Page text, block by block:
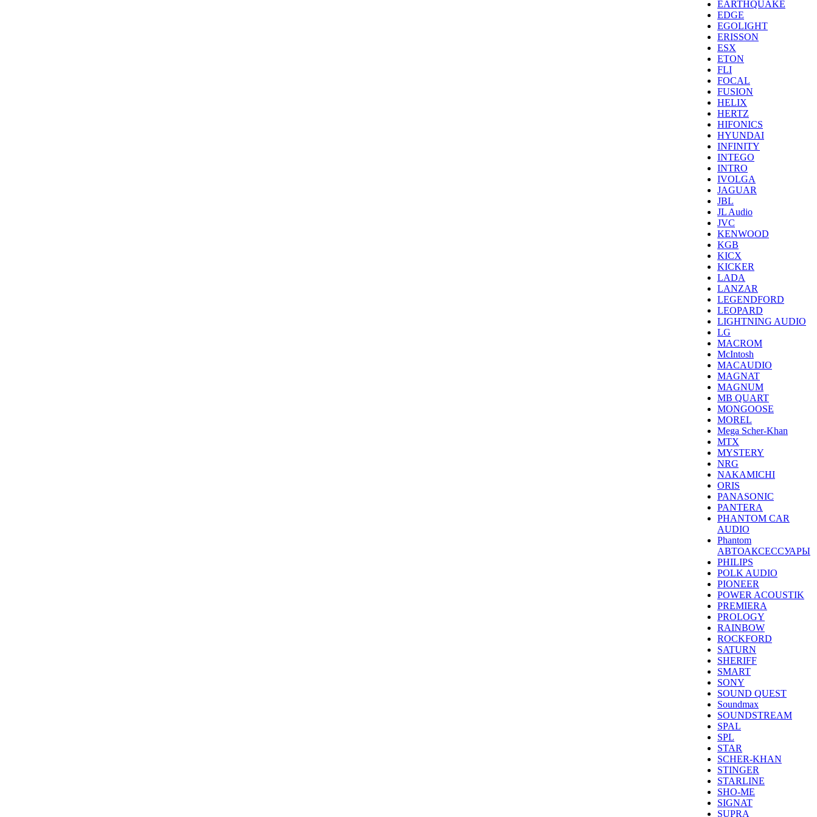
EARTHQUAKE
EDGE
EGOLIGHT
ERISSON
ESX
ETON
FLI
FOCAL
FUSION
HELIX
HERTZ
HIFONICS
HYUNDAI
INFINITY
INTEGO
INTRO
IVOLGA
JAGUAR
JBL
JL Audio
JVC
KENWOOD
KGB
KICX
KICKER
LADA
LANZAR
LEGENDFORD
LEOPARD
LIGHTNING AUDIO
LG
MACROM
McIntosh
MACAUDIO
MAGNAT
MAGNUM
MB QUART
MONGOOSE
MOREL
Mega Scher-Khan
MTX
MYSTERY
NRG
NAKAMICHI
ORIS
PANASONIC
PANTERA
PHANTOM CAR
AUDIO
Phantom
АВТОАКСЕССУАРЫ
PHILIPS
POLK AUDIO
PIONEER
POWER ACOUSTIK
PREMIERA
PROLOGY
RAINBOW
ROCKFORD
SATURN
SHERIFF
SMART
SONY
SOUND QUEST
Soundmax
SOUNDSTREAM
SPAL
SPL
STAR
SCHER-KHAN
STINGER
STARLINE
SHO-ME
SIGNAT
SUPRA